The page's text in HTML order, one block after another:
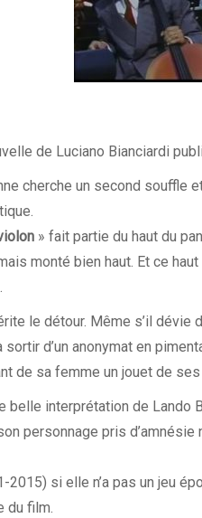
de Luciano Bianciardi
cherche un second souffle
» fait partie du haut du
monté bien haut. Et ce
le détour. Même s’il dévie
sortir d’un anonymat en
de sa femme un jouet de
belle interprétation de Lando
personnage pris
2015) si elle n’a pas un jeu
du film.